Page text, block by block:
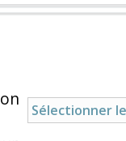
Sélectionner